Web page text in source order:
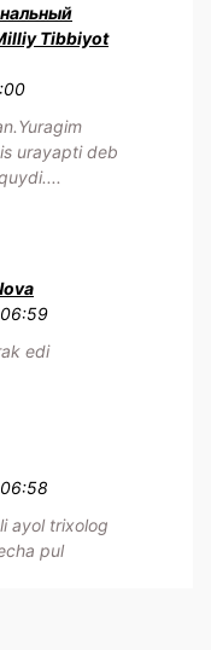
Tibbiyot
urayapti deb
edi
ayol trixolog
pul